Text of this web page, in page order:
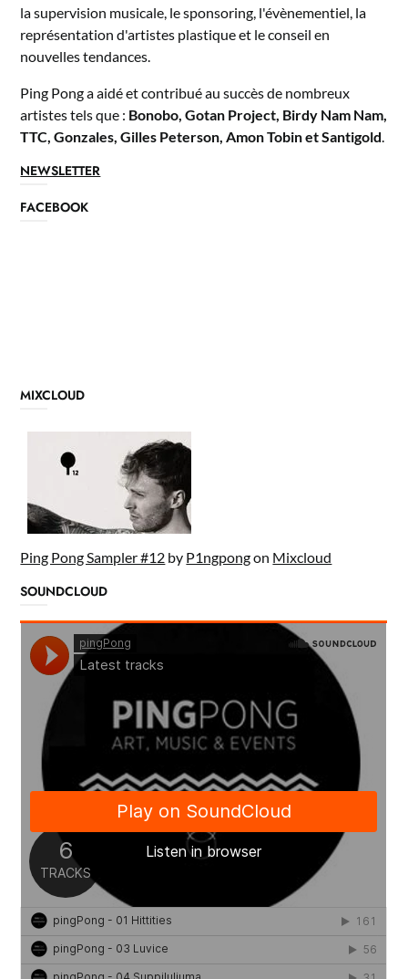
la supervision musicale, le sponsoring, l'évènementiel, la
représentation d'artistes plastique et le conseil en
nouvelles tendances.
Ping Pong a aidé et contribué au succès de nombreux
artistes tels que : Bonobo, Gotan Project, Birdy Nam Nam,
TTC, Gonzales, Gilles Peterson, Amon Tobin et Santigold
NEWSLETTER
FACEBOOK
MIXCLOUD
Ping Pong Sampler #12 by P1ngpongon Mixcloud
SOUNDCLOUD